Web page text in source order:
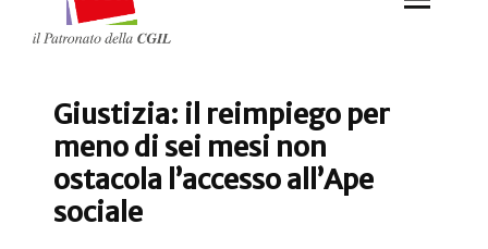
Giustizia: il reimpiego per
meno di sei mesi non
ostacola l’accesso all’Ape
sociale